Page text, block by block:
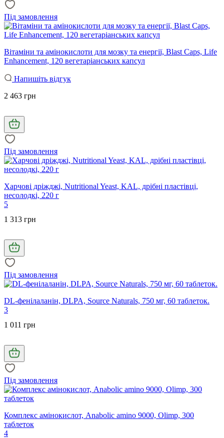
Під замовлення
Вітаміни та амінокислоти для мозку та енергії, Blast Caps, Life
Enhancement, 120 вегетаріанських капсул
Напишіть відгук
2 463 грн
Під замовлення
Харчові дріжджі, Nutritional Yeast, KAL, дрібні пластівці,
несолодкі, 220 г
5
1 313 грн
Під замовлення
DL-фенілаланін, DLPA, Source Naturals, 750 мг, 60 таблеток.
3
1 011 грн
Під замовлення
Комплекс амінокислот, Anabolic amino 9000, Olimp, 300
таблеток
4